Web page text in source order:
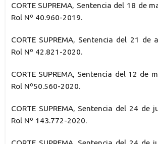
CORTE SUPREMA, Sentencia del 18 de
Rol Nº 40.960-2019.
CORTE SUPREMA, Sentencia del 21 de
Rol Nº 42.821-2020.
CORTE SUPREMA, Sentencia del 12 de
Rol Nº50.560-2020.
CORTE SUPREMA, Sentencia del 24 de
Rol Nº 143.772-2020.